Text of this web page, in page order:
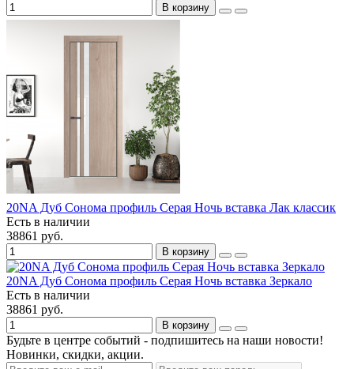
В корзину
20NA Дуб Сонома профиль Серая Ночь вставка Лак классик
Есть в наличии
38861 руб.
В корзину
20NA Дуб Сонома профиль Серая Ночь вставка Зеркало
Есть в наличии
38861 руб.
В корзину
Будьте в центре событий - подпишитесь на наши новости!
Новинки, скидки, акции.